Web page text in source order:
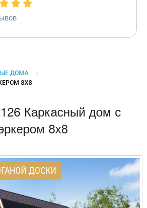
ДОМА
8Х8
Каркасный дом с
8х8
ДОСКИ